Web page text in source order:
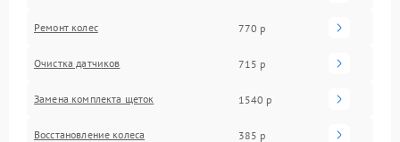
Ремонт колес 770 р
Очистка датчиков 715 р
Замена комплекта щеток 1540 р
Восстановление колеса 385 р